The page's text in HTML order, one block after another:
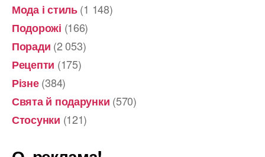
Мода і стиль(1 148)
Подорожі (166)
Поради (2 053)
Рецепти (175)
Різне(384)
Свята й подарунки (570)
Стосунки (121)